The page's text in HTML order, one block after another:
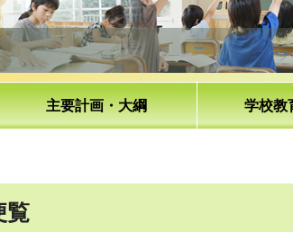
主要計画・大綱 学校教
覧